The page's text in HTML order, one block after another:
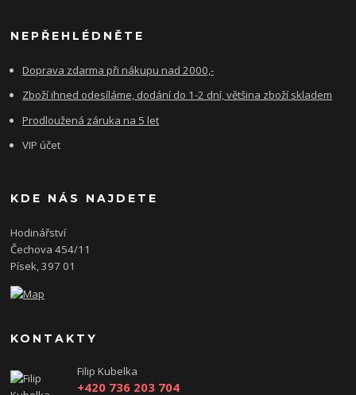
NEPŘEHLÉDNĚTE
Doprava zdarma při nákupu nad 2000,-
Zboží ihned odesíláme, dodání do 1-2 dní, většina zboží skladem
Prodloužená záruka na 5 let
VIP účet
KDE NÁS NAJDETE
Hodinářství
Čechova 454/11
Písek, 397 01
KONTAKTY
Filip Kubelka
+420 736 203 704